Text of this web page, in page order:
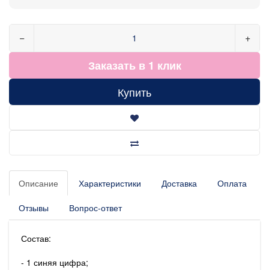
− +
Заказать в 1 клик
Купить
Описание Характеристики Доставка Оплата
Отзывы Вопрос-ответ
Состав:
- 1 синяя цифра;